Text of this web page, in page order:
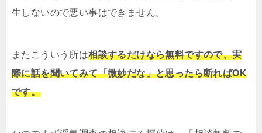
生しないので悪い事はできません。
またこういう所は相談するだけなら無料ですので、実
際に話を聞いてみて「微妙だな」と思ったら断ればOK
です。